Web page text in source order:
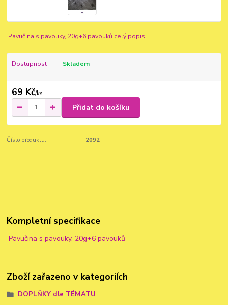
Pavučina s pavouky, 20g+6 pavouků celý popis
Dostupnost Skladem
69 Kč/ks
Přidat do košíku
Číslo produktu: 2092
Kompletní specifikace
Pavučina s pavouky, 20g+6 pavouků
Zboží zařazeno v kategoriích
DOPLŇKY dle TÉMATU